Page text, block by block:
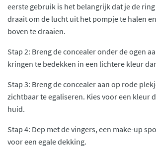
eerste gebruik is het belangrijk dat je de
draait om de lucht uit het pompje te halen
boven te draaien.
Stap 2: Breng de concealer onder de ogen
kringen te bedekken in een lichtere kleur
Stap 3: Breng de concealer aan op rode
zichtbaar te egaliseren. Kies voor een kleur
huid.
Stap 4: Dep met de vingers, een make-up
voor een egale dekking.